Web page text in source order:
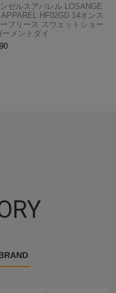
ゼルスアパレル LOSANGE
APPAREL HF02GD 14オンス
フリース スウェットショー
ーメントダイ